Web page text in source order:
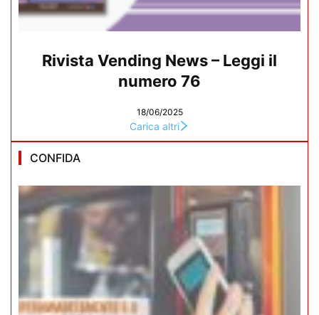
Rivista Vending News – Leggi il
numero 76
18/06/2025
Carica altri
CONFIDA